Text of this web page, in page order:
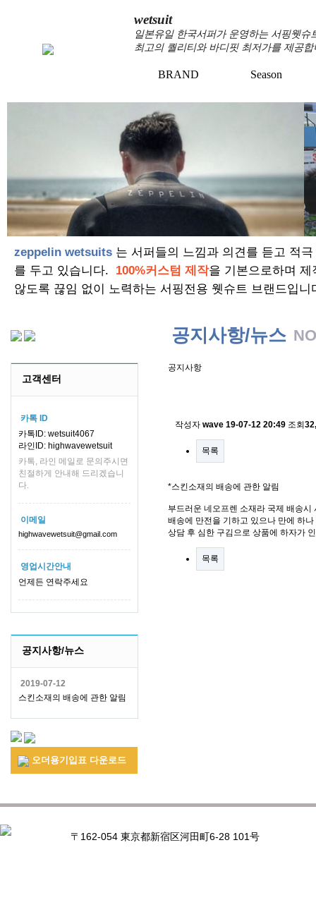
wetsuit
일본유일 한국서퍼가 운영하는 서핑웻
최고의 퀄리티와 바디핏 최저가를 제공합
BRAND Season
zeppelin wetsuits 는 서퍼들의 느낌과 의견를 듣고 적
를 두고 있습니다. 100%커스텀 제작을 기본으로하며
않도록 끊임 없이 노력하는 서핑전용 웻슈트 브랜드입니
고객센터
카톡 ID
카톡ID: wetsuit4067
라인ID: highwavewetsuit
카톡, 라인 메일로 문의주시면
친절하게 안내해 드리겠습니
다.
이메일
highwavewetsuit@gmail.com
영업시간안내
언제든 연락주세요
공지사항/뉴스
2019-07-12
스킨소재의 배송에 관한 알림
오더용기입표 다운로드
공지사항/뉴스
공지사항
작성자 wave 19-07-12 20:49 조회
목록
*스킨소재의 배송에 관한 알림
부드러운 네오프렌 소재라 국제 배송
배송에 만전을 기하고 있으나 만에 하
상담 후 심한 구김으로 상품에 하자가
목록
〒162-054 東京都新宿区河田町6-28 101号